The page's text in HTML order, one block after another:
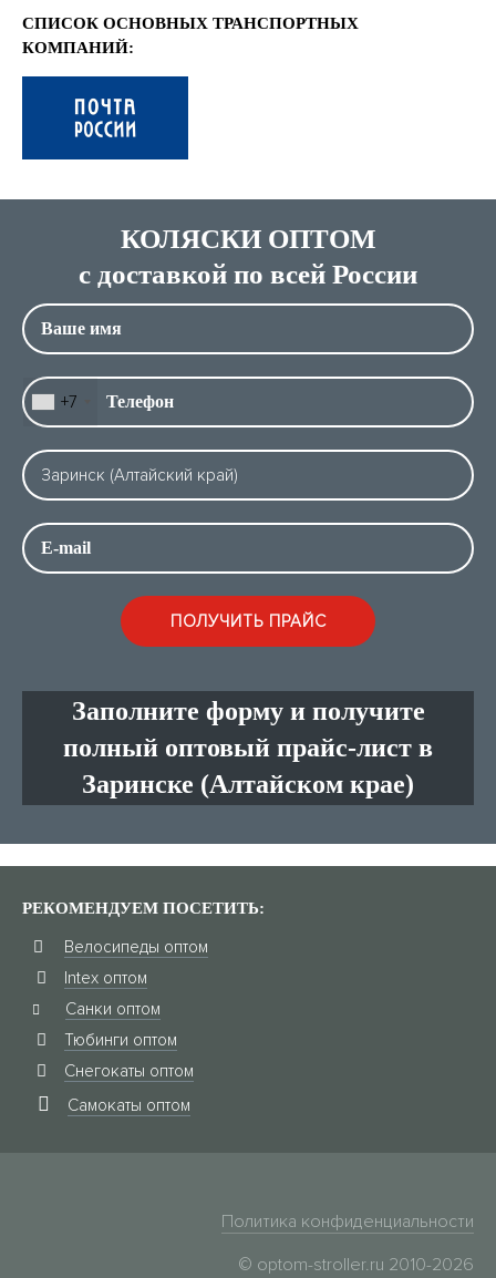
СПИСОК ОСНОВНЫХ ТРАНСПОРТНЫХ
КОМПАНИЙ:
КОЛЯСКИ ОПТОМ
с доставкой по всей России
+7
Заполните форму и получите
полный оптовый прайс-лист в
Заринске (Алтайском крае)
РЕКОМЕНДУЕМ ПОСЕТИТЬ:
Велосипеды оптом
Intex оптом
Санки оптом
Тюбинги оптом
Снегокаты оптом
Самокаты оптом
Политика конфиденциальности
© optom-stroller.ru 2010-2026